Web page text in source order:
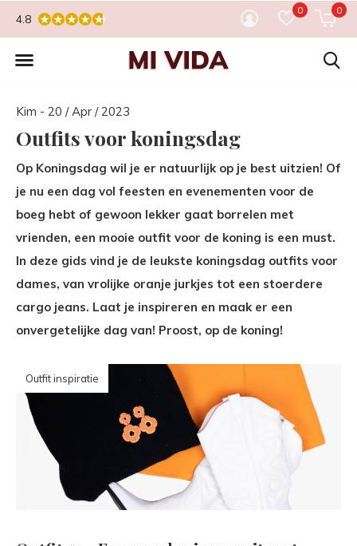
0 0
4.8
Kim - 20 / Apr / 2023
Outfits voor koningsdag
Op Koningsdag wil je er natuurlijk op je best uitzien! Of
je nu een dag vol feesten en evenementen voor de
boeg hebt of gewoon lekker gaat borrelen met
vrienden, een mooie outfit voor de koning is een must.
In deze gids vind je de leukste koningsdag outfits voor
dames, van vrolijke oranje jurkjes tot een stoerdere
cargo jeans. Laat je inspireren en maak er een
onvergetelijke dag van! Proost, op de koning!
Outfit inspiratie